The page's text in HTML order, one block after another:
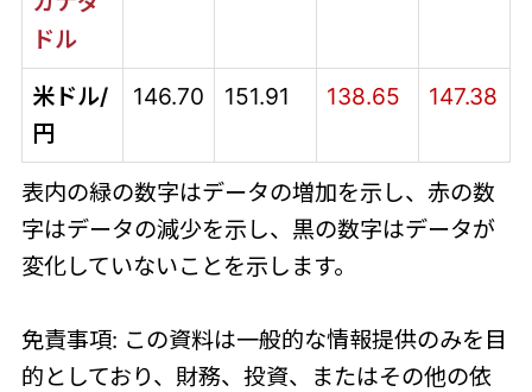
ドル
米ドル/
円
146.70 151.91 138.65 147.38
表内の緑の数字はデータの増加を示し、赤の数
字はデータの減少を示し、黒の数字はデータが
変化していないことを示します。
免責事項: この資料は一般的な情報提供のみを目
的としており、財務、投資、またはその他の依